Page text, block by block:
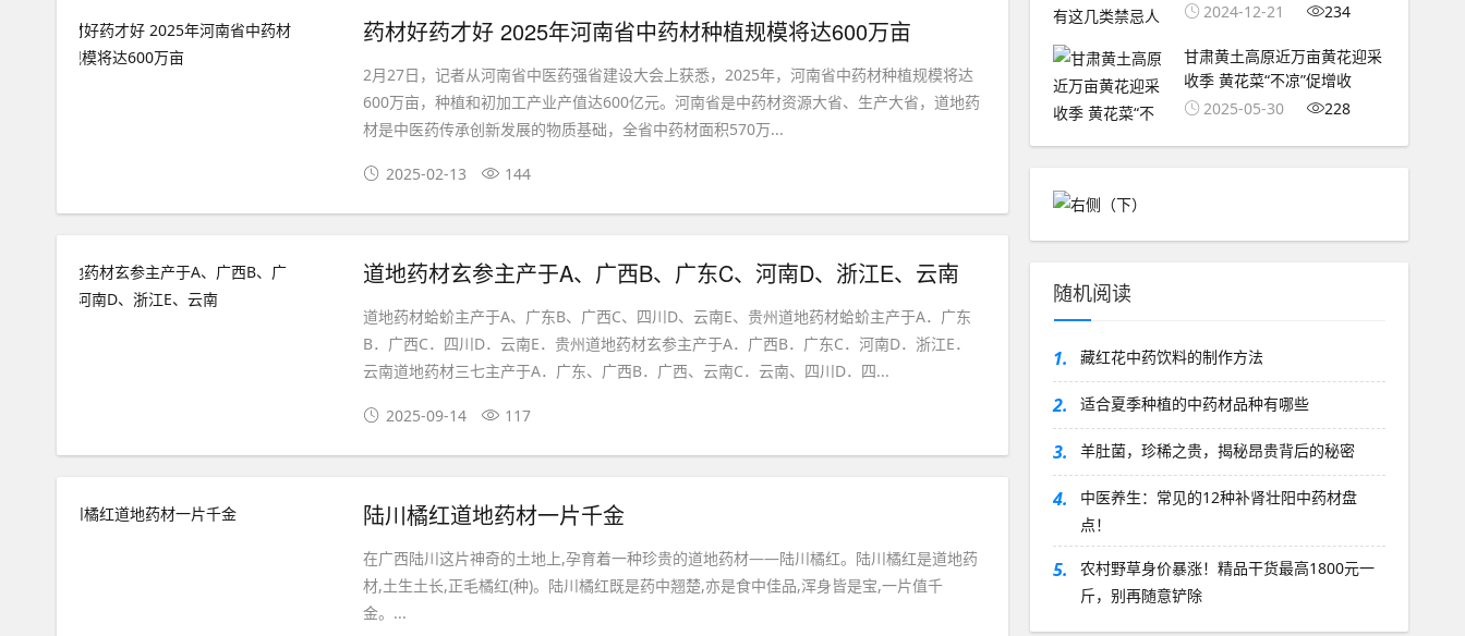
药材好药才好 2025年河南省中药材种植规模将达600万亩
2月27日，记者从河南省中医药强省建设大会上获悉，2025年，河南省中药材种植规模将达
600万亩，种植和初加工产业产值达600亿元。河南省是中药材资源大省、生产大省，道地药
材是中医药传承创新发展的物质基础，全省中药材面积570万...
2025-02-13 144
道地药材玄参主产于A、广西B、广东C、河南D、浙江E、云南
道地药材蛤蚧主产于A、广东B、广西C、四川D、云南E、贵州道地药材蛤蚧主产于A．广东
B．广西C．四川D．云南E．贵州道地药材玄参主产于A．广西B．广东C．河南D．浙江E．
云南道地药材三七主产于A．广东、广西B．广西、云南C．云南、四川D．四...
2025-09-14 117
陆川橘红道地药材一片千金
在广西陆川这片神奇的土地上,孕育着一种珍贵的道地药材——陆川橘红。陆川橘红是道地药
材,土生土长,正毛橘红(种)。陆川橘红既是药中翘楚,亦是食中佳品,浑身皆是宝,一片值千
金。...
2024-12-21
234
甘肃黄土高原近万亩黄花迎采
收季 黄花菜“不凉”促增收
2025-05-30
228
随机阅读
1. 藏红花中药饮料的制作方法
2. 适合夏季种植的中药材品种有哪些
3. 羊肚菌，珍稀之贵，揭秘昂贵背后的秘密
4.
中医养生：常见的12种补肾壮阳中药材盘
点！
5.
农村野草身价暴涨！精品干货最高1800元一
斤，别再随意铲除